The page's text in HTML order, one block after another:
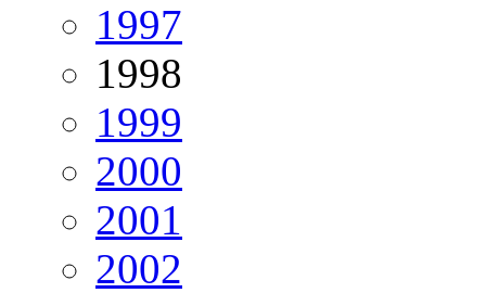
1997
1998
1999
2000
2001
2002